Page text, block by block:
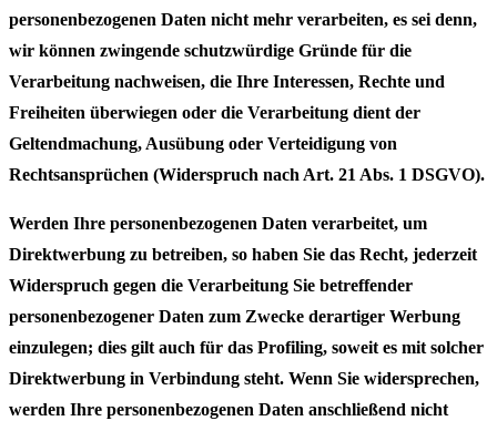
personenbezogenen Daten nicht mehr verarbeiten, es sei denn,
wir können zwingende schutzwürdige Gründe für die
Verarbeitung nachweisen, die Ihre Interessen, Rechte und
Freiheiten überwiegen oder die Verarbeitung dient der
Geltendmachung, Ausübung oder Verteidigung von
Rechtsansprüchen (Widerspruch nach Art. 21 Abs. 1 DSGVO).
Werden Ihre personenbezogenen Daten verarbeitet, um
Direktwerbung zu betreiben, so haben Sie das Recht, jederzeit
Widerspruch gegen die Verarbeitung Sie betreffender
personenbezogener Daten zum Zwecke derartiger Werbung
einzulegen; dies gilt auch für das Profiling, soweit es mit solcher
Direktwerbung in Verbindung steht. Wenn Sie widersprechen,
werden Ihre personenbezogenen Daten anschließend nicht